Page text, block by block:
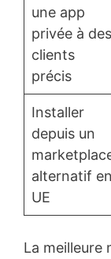
une app
privée à des
clients
précis
Installer
depuis un
alternatif en
UE
La meilleure